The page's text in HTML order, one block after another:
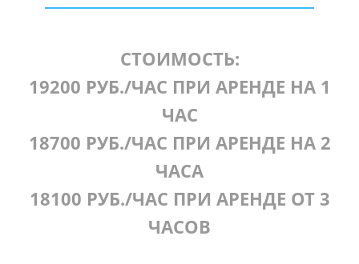
СТОИМОСТЬ:
19200 РУБ./ЧАС ПРИ АРЕНДЕ НА 1
ЧАС
18700 РУБ./ЧАС ПРИ АРЕНДЕ НА 2
ЧАСА
18100 РУБ./ЧАС ПРИ АРЕНДЕ ОТ 3
ЧАСОВ